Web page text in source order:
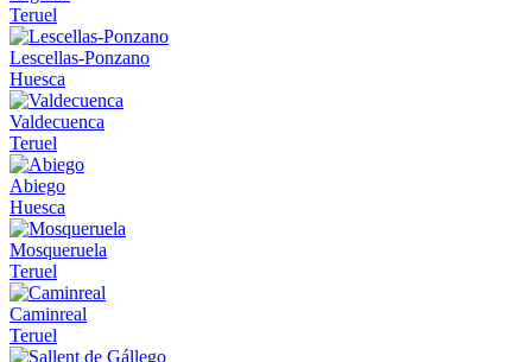
Teruel
Lescellas-Ponzano
Huesca
Valdecuenca
Teruel
Abiego
Huesca
Mosqueruela
Teruel
Caminreal
Teruel